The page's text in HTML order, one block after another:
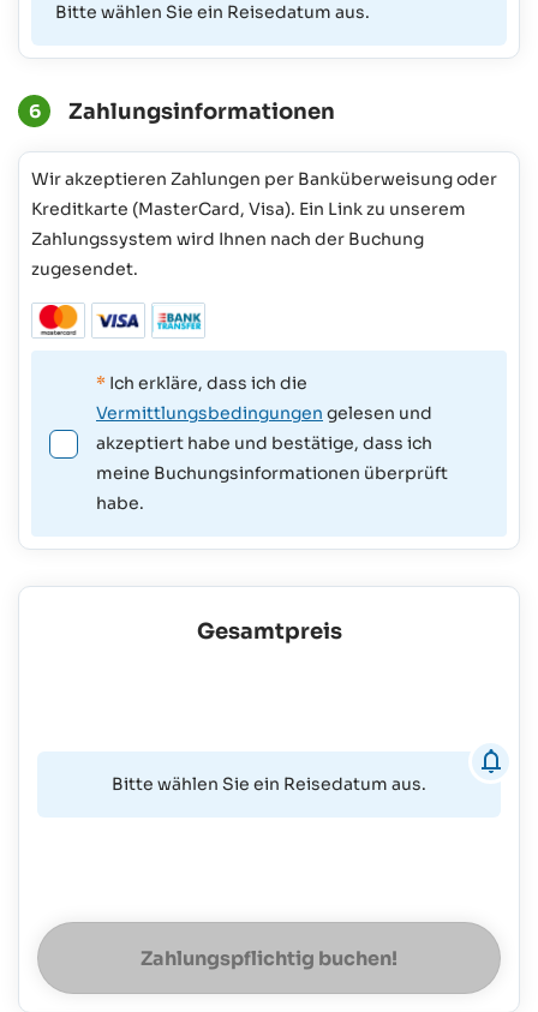
Bitte wählen Sie ein Reisedatum aus.
6 Zahlungsinformationen
Wir akzeptieren Zahlungen per Banküberweisung oder
Kreditkarte (MasterCard, Visa). Ein Link zu unserem
Zahlungssystem wird Ihnen nach der Buchung
zugesendet.
* Ich erkläre, dass ich die
Vermittlungsbedingungen gelesen und
akzeptiert habe und bestätige, dass ich
meine Buchungsinformationen überprüft
habe.
Gesamtpreis
Bitte wählen Sie ein Reisedatum aus.
Zahlungspflichtig buchen!